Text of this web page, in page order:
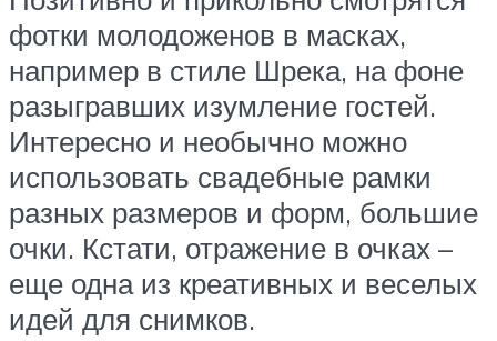
фотки молодоженов в масках,
например в стиле Шрека, на фоне
разыгравших изумление гостей.
Интересно и необычно можно
использовать свадебные рамки
разных размеров и форм, большие
очки. Кстати, отражение в очках –
еще одна из креативных и веселых
идей для снимков.